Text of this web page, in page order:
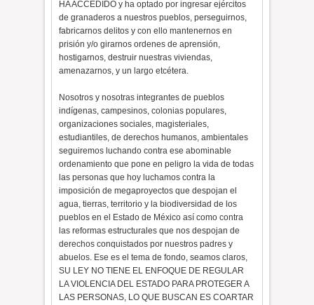
HA ACCEDIDO y ha optado por ingresar ejércitos
de granaderos a nuestros pueblos, perseguirnos,
fabricarnos delitos y con ello mantenernos en
prisión y/o girarnos ordenes de aprensión,
hostigarnos, destruir nuestras viviendas,
amenazarnos, y un largo etcétera.
Nosotros y nosotras integrantes de pueblos
indígenas, campesinos, colonias populares,
organizaciones sociales, magisteriales,
estudiantiles, de derechos humanos, ambientales
seguiremos luchando contra ese abominable
ordenamiento que pone en peligro la vida de todas
las personas que hoy luchamos contra la
imposición de megaproyectos que despojan el
agua, tierras, territorio y la biodiversidad de los
pueblos en el Estado de México así como contra
las reformas estructurales que nos despojan de
derechos conquistados por nuestros padres y
abuelos. Ese es el tema de fondo, seamos claros,
SU LEY NO TIENE EL ENFOQUE DE REGULAR
LA VIOLENCIA DEL ESTADO PARA PROTEGER A
LAS PERSONAS, LO QUE BUSCAN ES COARTAR